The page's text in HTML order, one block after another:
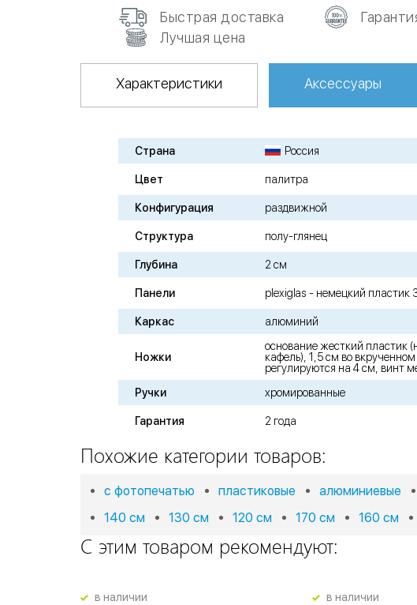
Быстрая доставка
Лучшая цена
Характеристики Аксессуары
Страна Россия
Цвет палитра
Конфигурация раздвижной
Структура полу-глянец
Глубина 2 см
Панели plexiglas - немецкий пластик
Каркас алюминий
Ножки
основание жесткий пластик
кафель), 1,5 см во
регулируются на 4 см, винт
Ручки
хромированные
Гарантия 2 года
Похожие категории товаров:
с фотопечатью пластиковые алюминиевые
140 см
130 см 120 см 170 см 160 см
С этим товаром рекомендуют:
в наличии в наличии